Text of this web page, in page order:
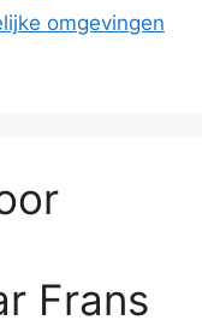
omgevingen
Frans